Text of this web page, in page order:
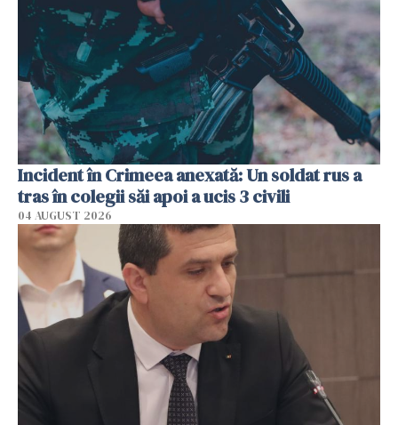
Incident în Crimeea anexată: Un soldat rus a
tras în colegii săi apoi a ucis 3 civili
04 AUGUST 2026